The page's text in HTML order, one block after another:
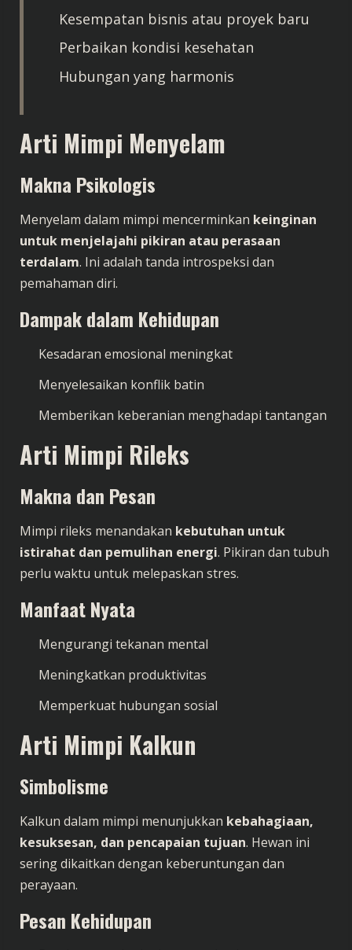
Kesempatan bisnis atau proyek baru
Perbaikan kondisi kesehatan
Hubungan yang harmonis
Arti Mimpi Menyelam
Makna Psikologis
Menyelam dalam mimpi mencerminkan keinginan
untuk menjelajahi pikiran atau perasaan
terdalam. Ini adalah tanda introspeksi dan
pemahaman diri.
Dampak dalam Kehidupan
Kesadaran emosional meningkat
Menyelesaikan konflik batin
Memberikan keberanian menghadapi tantangan
Arti Mimpi Rileks
Makna dan Pesan
Mimpi rileks menandakan kebutuhan untuk
istirahat dan pemulihan energi. Pikiran dan tubuh
perlu waktu untuk melepaskan stres.
Manfaat Nyata
Mengurangi tekanan mental
Meningkatkan produktivitas
Memperkuat hubungan sosial
Arti Mimpi Kalkun
Simbolisme
Kalkun dalam mimpi menunjukkan kebahagiaan,
kesuksesan, dan pencapaian tujuan. Hewan ini
sering dikaitkan dengan keberuntungan dan
perayaan.
Pesan Kehidupan